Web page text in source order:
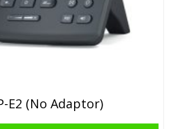
E2 (No Adaptor)